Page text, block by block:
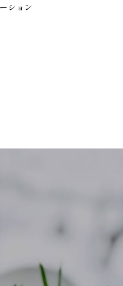
ション